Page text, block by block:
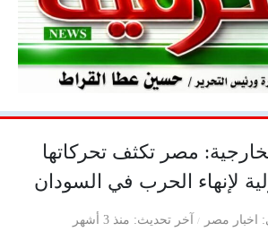
مصر تكثف تحركاتها
لإنهاء الحرب في السودان
اخبار مصر آخر تحديث منذ 3 أشهر